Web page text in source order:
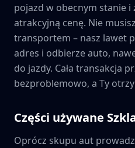
pojazd w obecnym stanie
atrakcyjną cenę. Nie
transportem – nasz lawet
adres i odbierze auto,
do jazdy. Cała transakcja
bezproblemowo, a Ty
Części używane
Oprócz skupu aut